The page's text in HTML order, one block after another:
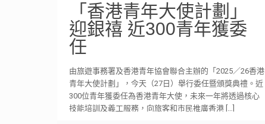
「香港青年大使計劃」
迎銀禧 近300青年獲委
任
由旅遊事務署及香港青年協會聯合主辦的「2025／26香港
青年大使計劃」，今天（27日）舉行委任暨頒獎典禮。近
300位青年獲委任為香港青年大使，未來一年將透過核心
技能培訓及義工服務，向旅客和市民推廣香港[…]